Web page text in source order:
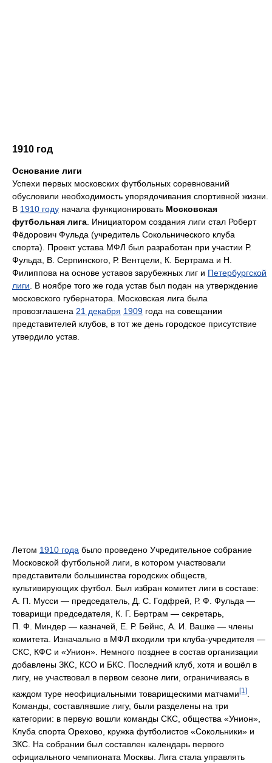
1910 год
Основание лиги
Успехи первых московских футбольных соревнований
обусловили необходимость упорядочивания спортивной жизни.
В 1910 году начала функционировать Московская
футбольная лига . Инициатором создания лиги стал Роберт
Фёдорович Фульда (учредитель Сокольнического клуба
спорта). Проект устава МФЛ был разработан при участии Р.
Фульда, В. Серпинского, Р. Вентцели, К. Бертрама и Н.
Филиппова на основе уставов зарубежных лиг и Петербургской
лиги . В ноябре того же года устав был подан на утверждение
московского губернатора. Московская лига была
провозглашена 21 декабря 1909 года на совещании
представителей клубов, в тот же день городское присутствие
утвердило устав.
Летом 1910 года было проведено Учредительное собрание
Московской футбольной лиги, в котором участвовали
представители большинства городских обществ,
культивирующих футбол. Был избран комитет лиги в составе:
А. П. Мусси — председатель, Д. С. Годфрей, Р. Ф. Фульда —
товарищи председателя, К. Г. Бертрам — секретарь,
П. Ф. Миндер — казначей, Е. Р. Бейнс, А. И. Вашке — члены
комитета. Изначально в МФЛ входили три клуба-учредителя —
СКС, КФС и «Унион». Немного позднее в состав организации
добавлены ЗКС, КСО и БКС. Последний клуб, хотя и вошёл в
лигу, не участвовал в первом сезоне лиги, ограничиваясь в
каждом туре неофициальными товарищескими матчами[1]
Команды, составлявшие лигу, были разделены на три
категории: в первую вошли команды СКС, общества «Унион»,
Клуба спорта Орехово, кружка футболистов «Сокольники» и
ЗКС. На собрании был составлен календарь первого
официального чемпионата Москвы. Лига стала управлять